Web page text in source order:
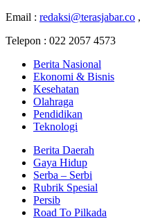
Email : redaksi@terasjabar.co ,
Telepon : 022 2057 4573
Berita Nasional
Ekonomi & Bisnis
Kesehatan
Olahraga
Pendidikan
Teknologi
Berita Daerah
Gaya Hidup
Serba – Serbi
Rubrik Spesial
Persib
Road To Pilkada